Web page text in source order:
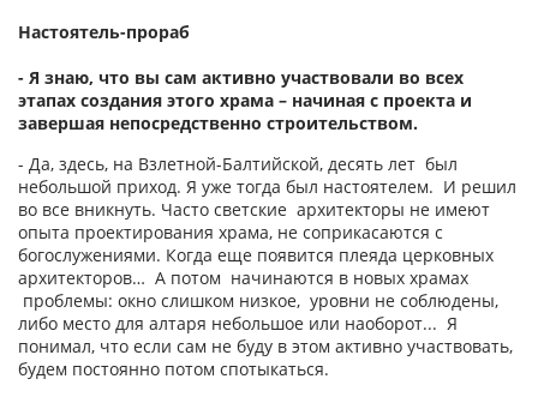
Настоятель-прораб
- Я знаю, что вы сам активно участвовали во всех
этапах создания этого храма – начиная с проекта и
завершая непосредственно строительством.
- Да, здесь, на Взлетной-Балтийской, десять лет был
небольшой приход. Я уже тогда был настоятелем. И решил
во все вникнуть. Часто светские архитекторы не имеют
опыта проектирования храма, не соприкасаются с
богослужениями. Когда еще появится плеяда церковных
архитекторов… А потом начинаются в новых храмах
проблемы: окно слишком низкое, уровни не соблюдены,
либо место для алтаря небольшое или наоборот... Я
понимал, что если сам не буду в этом активно участвовать,
будем постоянно потом спотыкаться.